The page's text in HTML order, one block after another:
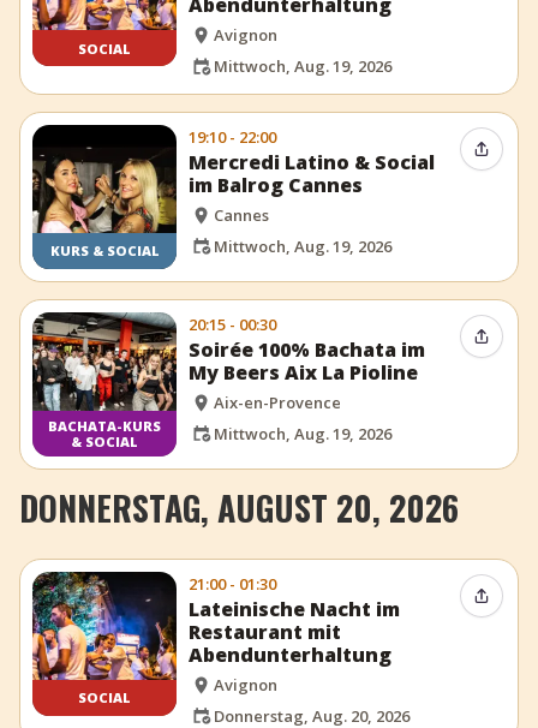
SOCIAL
Avignon
Mittwoch, Aug. 19, 2026
KURS & SOCIAL
19:10 - 22:00
Mercredi Latino & Social
im Balrog Cannes
Cannes
Mittwoch, Aug. 19, 2026
Event
BACHATA-KURS
& SOCIAL
20:15 - 00:30
Soirée 100% Bachata im
My Beers Aix La Pioline
Aix-en-Provence
Mittwoch, Aug. 19, 2026
Event
DONNERSTAG, AUGUST 20, 2026
SOCIAL
21:00 - 01:30
Lateinische Nacht im
Restaurant mit
Abendunterhaltung
Avignon
Donnerstag, Aug. 20, 2026
Event